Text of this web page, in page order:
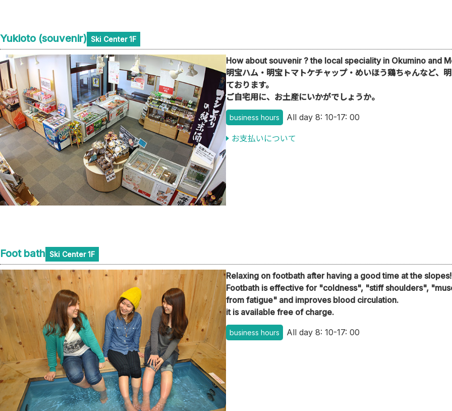
Yukioto (souvenir) Ski Center 1F
How about souvenir ? the local speciality in Okumino and
明宝ハム・明宝トマトケチャップ・めいほう鶏ちゃんなど、
ております。
ご自宅用に、お土産にいかがでしょうか。
business hours All day 8: 10-17: 00
お支払いについて
Foot bath Ski Center 1F
Relaxing on footbath after having a good time at the
Footbath is effective for "coldness", "stiff shoulders",
from fatigue" and improves blood circulation.
it is available free of charge.
business hours All day 8: 10-17: 00